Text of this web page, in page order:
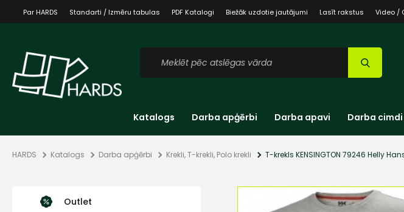
Par HARDS Standarti / Izmēru tabulas PDF Katalogi Biežāk uzdotie jautājumi Lasīt rakstus Video /
Katalogs Darba apģērbi Darba apavi Darba cimdi
HARDS Katalogs Darba apģērbi Krekli, T-krekli, Polo krekli T-krekls KENSINGTON 79246 Helly
Outlet